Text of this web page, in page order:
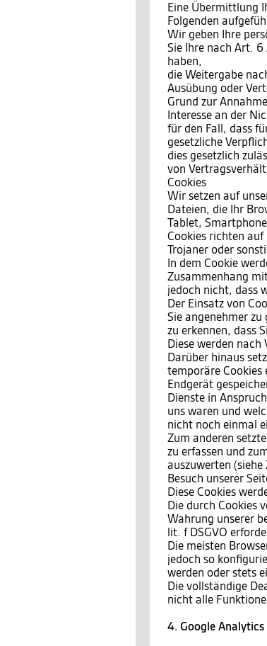
Eine Übermittlung
Folgenden
Wir geben Ihre
Sie Ihre nach Art. 6
haben,
die Weitergabe
Ausübung oder
Grund zur
Interesse an der
für den Fall, dass
gesetzliche
dies gesetzlich
von
Cookies
Wir setzen auf
Dateien, die Ihr
Tablet,
Cookies richten
Trojaner oder
In dem Cookie
Zusammenhang
jedoch nicht, dass
Der Einsatz von
Sie angenehmer zu
zu erkennen, dass
Diese werden nach
Darüber hinaus
temporäre
Endgerät
Dienste in
uns waren und
nicht noch einmal
Zum anderen
zu erfassen und
auszuwerten (siehe
Besuch unserer
Diese Cookies
Die durch Cookies
Wahrung unserer
lit. f DSGVO
Die meisten
jedoch so
werden oder stets
Die vollständige
nicht alle
4. Google Analytics